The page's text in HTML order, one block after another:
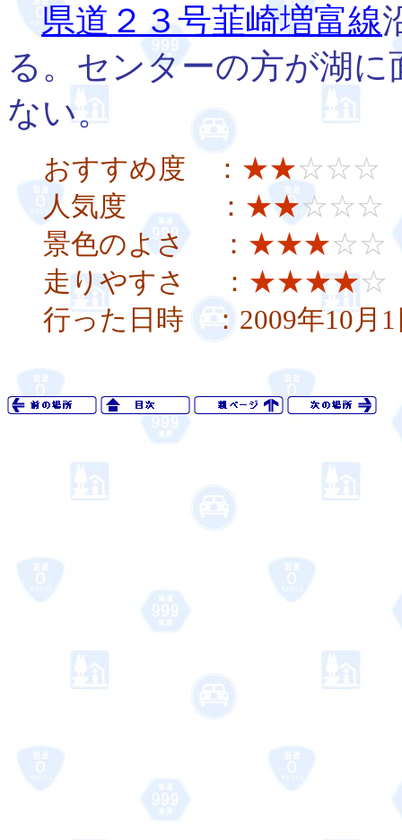
県道２３号韮崎増富線
る。センターの方が湖に
ない。
おすすめ度 ： ★★☆☆☆
人気度 ： ★★☆☆☆
景色のよさ ： ★★★☆☆
走りやすさ ： ★★★★☆
行った日時 ：2009年10月1